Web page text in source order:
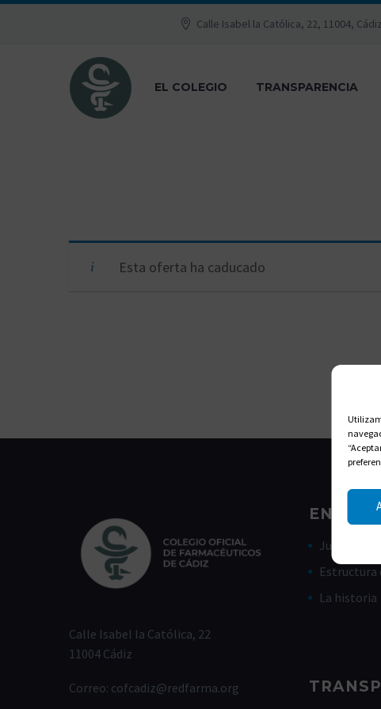
Calle Isabel la Católica, 22, 11004, Cádiz
EL COLEGIO TRANSPARENCIA
Esta oferta ha caducado
Calle Isabel la Católica, 22
11004 Cádiz
Correo: cofcadiz@redfarma.org
Junta de
Estructura
La historia